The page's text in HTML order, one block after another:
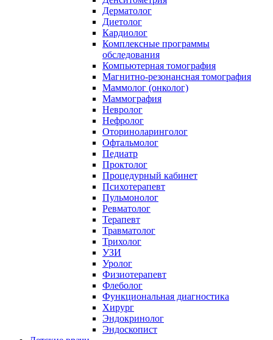
Дерматолог
Диетолог
Кардиолог
Комплексные программы
обследования
Компьютерная томография
Магнитно-резонансная томография
Маммолог (онколог)
Маммография
Невролог
Нефролог
Оториноларинголог
Офтальмолог
Педиатр
Проктолог
Процедурный кабинет
Психотерапевт
Пульмонолог
Ревматолог
Терапевт
Травматолог
Трихолог
УЗИ
Уролог
Физиотерапевт
Флеболог
Функциональная диагностика
Хирург
Эндокринолог
Эндоскопист